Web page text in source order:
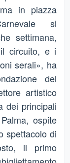
in piazza
si
settimana,
circuito, e i
serali», ha
del
artistico
dei principali
ospite
spettacolo di
il primo